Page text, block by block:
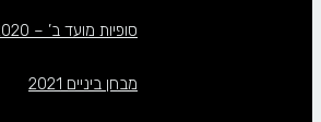
סופיות מועד ב’ – 2020
מבחן ביניים 2021